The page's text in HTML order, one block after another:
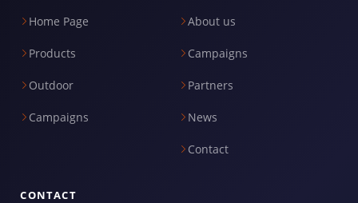
Home Page
Products
Outdoor
Campaigns
About us
Campaigns
Partners
News
Contact
CONTACT